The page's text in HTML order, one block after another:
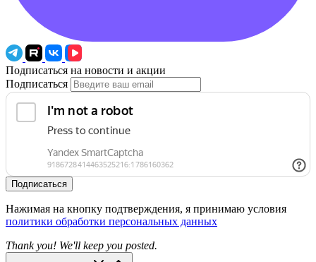
Подписаться на новости и акции
Подписаться
Подписаться
Нажимая на кнопку подтверждения, я принимаю условия
политики обработки персональных данных
Thank you! We'll keep you posted.